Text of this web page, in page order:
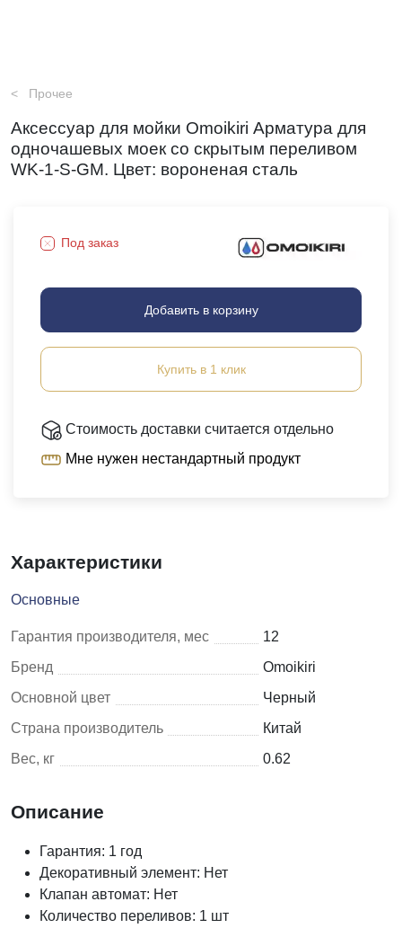
Прочее
Аксессуар для мойки Omoikiri Арматура для
одночашевых моек со скрытым переливом
WK-1-S-GM. Цвет: вороненая сталь
Под заказ
Добавить в корзину
Купить в 1 клик
Стоимость доставки считается отдельно
Мне нужен нестандартный продукт
Характеристики
Основные
Гарантия производителя, мес
12
Бренд
Omoikiri
Основной цвет
Черный
Страна производитель
Китай
Вес, кг
0.62
Описание
Гарантия: 1 год
Декоративный элемент: Нет
Клапан автомат: Нет
Количество переливов: 1 шт